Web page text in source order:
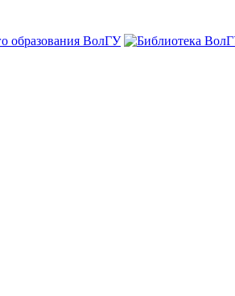
образования ВолГУ